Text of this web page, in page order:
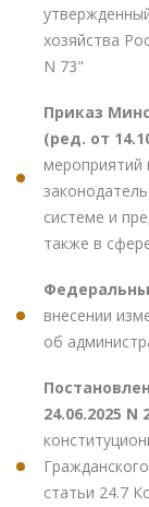
хозяйства
N 73"
Приказ
(ред. от
системе и
также в
внесении
об
24.06.2025 N
статьи 24.7